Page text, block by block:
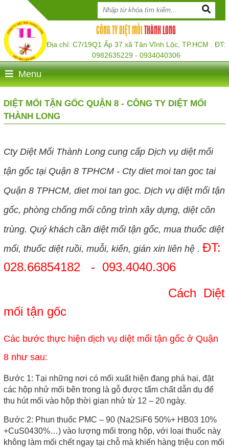
CÔNG TY DIỆT MỐITHÀNH LONG
Địa chỉ: C7/19Q1 Ấp 37 xã Tân Vĩnh Lộc, TP.HCM . ĐT:
0982635229 - 0934040306
Menu
DIỆT MỐI TẬN GỐC QUẬN 8 - CÔNG TY DIỆT MỐI
THÀNH LONG
Cty Diệt Mối Thành Long cung cấp Dịch vụ diệt mối
tận gốc tại Quận 8 TPHCM - Cty diet moi tan goc tai
Quận 8 TPHCM, diet moi tan goc. Dịch vụ diệt mối tận
gốc, phòng chống mối công trình xây dựng, diệt côn
trùng. Quý khách cần diệt mối tận gốc, mua thuốc diệt
mối, thuốc diệt ruồi, muỗi, kiến, gián xin liên hệ . ĐT:
028.66854182 - 093.4040.306
Cách Diệt
mối tận gốc
Các bước thực hiện dịch vụ diệt mối tận gốc ở Quận
8 như sau:
Bước 1: Tại những nơi có mối xuất hiện đang phá hại, đặt
các hộp nhử mối bên trong là gỗ được tẩm chất dẫn dụ để
thu hút mối vào hộp thời gian nhử từ 12 – 20 ngày.
Bước 2: Phun thuốc PMC – 90 (Na2SiF6 50%+ HB03 10%
+CuS0430%…) vào lượng mối trong hộp, với loại thuốc này
không làm mối chết ngay tại chỗ mà khiến hàng triệu con mối